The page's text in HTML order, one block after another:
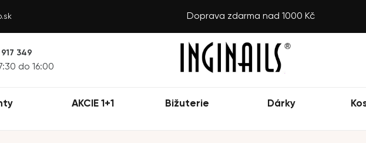
Doprava zdarma nad 1000 Kč
349
do 16:00
AKCIE 1+1 Bižuterie Dárky